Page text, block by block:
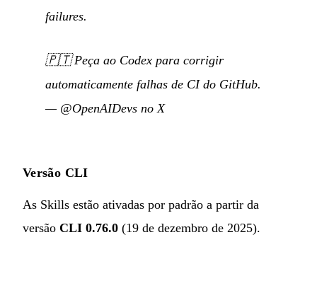
failures.
🇵🇹Peça ao Codex para corrigir
automaticamente falhas de CI do GitHub.
— @OpenAIDevs no X
Versão CLI
As Skills estão ativadas por padrão a partir da
versão CLI 0.76.0 (19 de dezembro de 2025).